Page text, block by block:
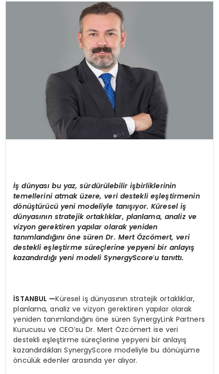
İş dünyası bu yaz, sürdürülebilir işbirliklerinin
temellerini atmak üzere, veri destekli eşleştirmenin
dönüştürücü yeni modeliyle tanışıyor. Küresel iş
dünyasının stratejik ortaklıklar, planlama, analiz ve
vizyon gerektiren yapılar olarak yeniden
tanımlandığını öne süren Dr. Mert Özcömert, veri
destekli eşleştirme süreçlerine yepyeni bir anlayış
kazandırdığı yeni modeliSynergyScore’u tanıttı.
İSTANBUL —Küresel iş dünyasının stratejik ortaklıklar,
planlama, analiz ve vizyon gerektiren yapılar olarak
yeniden tanımlandığını öne süren SynergyLink Partners
Kurucusu ve CEO’su Dr. Mert Özcömert ise veri
destekli eşleştirme süreçlerine yepyeni bir anlayış
kazandırdıkları SynergyScore modeliyle bu dönüşüme
öncülük edenler arasında yer alıyor.